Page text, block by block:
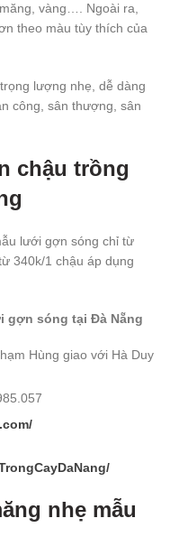
vàng…. Ngoài ra,
theo màu tùy thích của
lượng nhẹ, dễ dàng
công, sân thượng, sân
chậu trồng
lưới gợn sóng chỉ từ
340k/1 chậu áp dụng
gợn sóng tại Đà Nẵng
Hùng giao với Hà Duy
nhẹ mẫu